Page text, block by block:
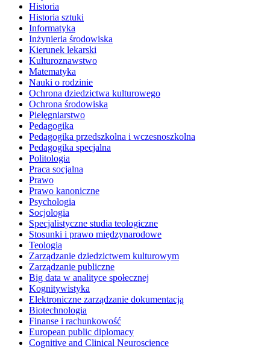
Historia
Historia sztuki
Informatyka
Inżynieria środowiska
Kierunek lekarski
Kulturoznawstwo
Matematyka
Nauki o rodzinie
Ochrona dziedzictwa kulturowego
Ochrona środowiska
Pielęgniarstwo
Pedagogika
Pedagogika przedszkolna i wczesnoszkolna
Pedagogika specjalna
Politologia
Praca socjalna
Prawo
Prawo kanoniczne
Psychologia
Socjologia
Specjalistyczne studia teologiczne
Stosunki i prawo międzynarodowe
Teologia
Zarządzanie dziedzictwem kulturowym
Zarządzanie publiczne
Big data w analityce społecznej
Kognitywistyka
Elektroniczne zarządzanie dokumentacją
Biotechnologia
Finanse i rachunkowość
European public diplomacy
Cognitive and Clinical Neuroscience